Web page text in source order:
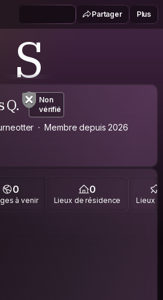
Partager Plus
S
Q.
Non
vérifié
Membre depuis 2026
0
à venir
0
Lieux de résidence Lieux